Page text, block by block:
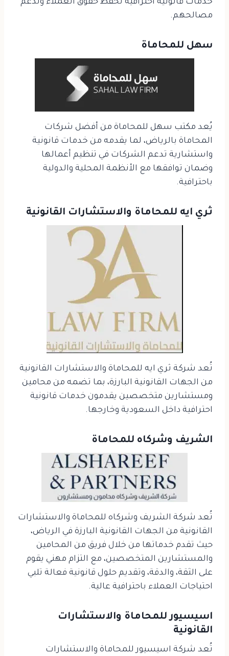
خدمات قانونية احترافية تحفظ حقوق العملاء وتدعم
مصالحهم.
سهل للمحاماة
يُعد مكتب سهل للمحاماة من أفضل شركات
المحاماة بالرياض، لما يقدمه من خدمات قانونية
واستشارية تدعم الشركات في تنظيم أعمالها
وضمان توافقها مع الأنظمة المحلية والدولية
باحترافية.
ثري ايه للمحاماة والاستشارات القانونية
تُعد شركة ثري ايه للمحاماة والاستشارات القانونية
من الجهات القانونية البارزة، بما تضمه من محامين
ومستشارين متخصصين يقدمون خدمات قانونية
احترافية داخل السعودية وخارجها.
الشريف وشركاه للمحاماة
تُعد شركة الشريف وشركاه للمحاماة والاستشارات
القانونية من الجهات القانونية البارزة في الرياض،
حيث تقدم خدماتها من خلال فريق من المحامين
والمستشارين المتخصصين، مع التزام مهني يقوم
على الثقة، والدقة، وتقديم حلول قانونية فعالة تلبي
احتياجات العملاء باحترافية عالية.
اسيسيور للمحاماة والاستشارات
القانونية
تُعد شركة اسيسيور للمحاماة والاستشارات